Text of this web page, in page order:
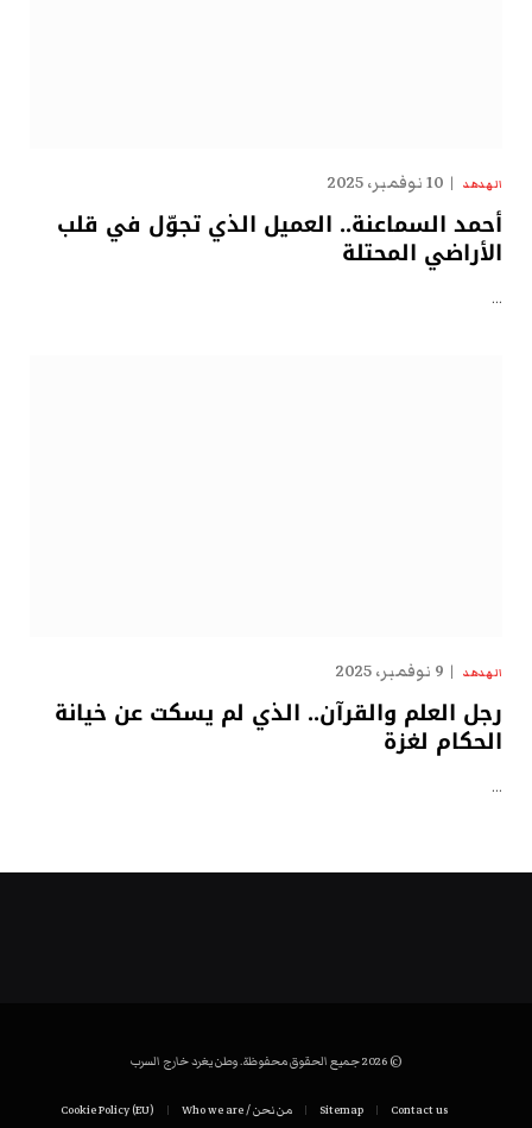
الهدهد 10 نوفمبر، 2025
أحمد السماعنة.. العميل الذي تجوّل في قلب
الأراضي المحتلة
…
الهدهد 9 نوفمبر، 2025
رجل العلم والقرآن.. الذي لم يسكت عن خيانة
الحكام لغزة
…
© 2026 جميع الحقوق محفوظة. وطن يغرد خارج السرب
Contact us
Sitemap من نحن / Who we are Cookie Policy (EU)